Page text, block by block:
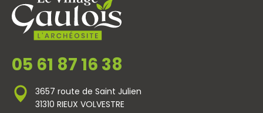
05 61 87 16 38
3657 route de Saint Julien
31310 RIEUX VOLVESTRE